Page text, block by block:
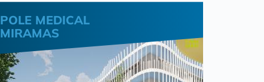
POLE MEDICAL
MIRAMAS